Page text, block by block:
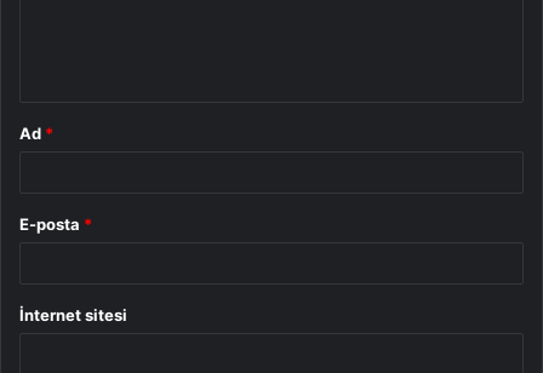
Ad *
E-posta *
İnternet sitesi